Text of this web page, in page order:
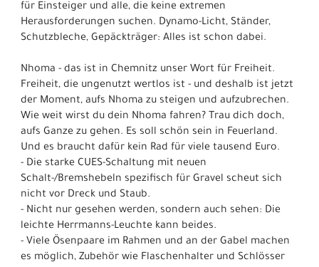
für Einsteiger und alle, die keine extremen
Herausforderungen suchen. Dynamo-Licht, Ständer,
Schutzbleche, Gepäckträger: Alles ist schon dabei.
Nhoma - das ist in Chemnitz unser Wort für Freiheit.
Freiheit, die ungenutzt wertlos ist - und deshalb ist jetzt
der Moment, aufs Nhoma zu steigen und aufzubrechen.
Wie weit wirst du dein Nhoma fahren? Trau dich doch,
aufs Ganze zu gehen. Es soll schön sein in Feuerland.
Und es braucht dafür kein Rad für viele tausend Euro.
- Die starke CUES-Schaltung mit neuen
Schalt-/Bremshebeln spezifisch für Gravel scheut sich
nicht vor Dreck und Staub.
- Nicht nur gesehen werden, sondern auch sehen: Die
leichte Herrmanns-Leuchte kann beides.
- Viele Ösenpaare im Rahmen und an der Gabel machen
es möglich, Zubehör wie Flaschenhalter und Schlösser